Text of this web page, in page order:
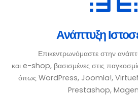
Ανάπτυξη
Επικεντρωνόμαστε στην
και e-shop, βασισμένες στις
όπως WordPress, Joomla!,
Prestashop,